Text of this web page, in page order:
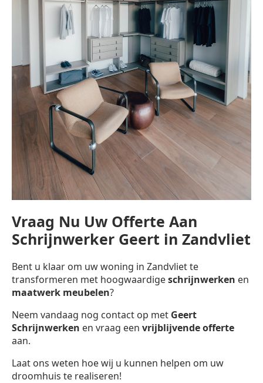
Vraag Nu Uw Offerte Aan
Schrijnwerker Geert in Zandvliet
Bent u klaar om uw woning in Zandvliet te
transformeren met hoogwaardigeschrijnwerken en
maatwerk meubelen?
Neem vandaag nog contact op met Geert
Schrijnwerken en vraag een vrijblijvende offerte
aan.
Laat ons weten hoe wij u kunnen helpen om uw
droomhuis te realiseren!